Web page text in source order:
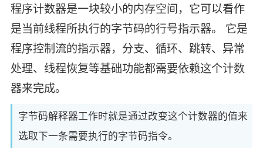
程序计数器是一块较小的内存空间，它可以看作
是当前线程所执行的字节码的行号指示器。 它是
程序控制流的指示器，分支、循环、跳转、异常
处理、线程恢复等基础功能都需要依赖这个计数
器来完成。
字节码解释器工作时就是通过改变这个计数器的值来
选取下一条需要执行的字节码指令。